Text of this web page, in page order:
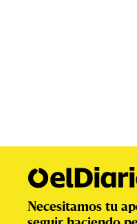
Necesitamos tu